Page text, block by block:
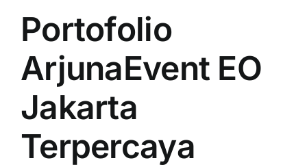
Portofolio
ArjunaEvent EO
Jakarta
Terpercaya